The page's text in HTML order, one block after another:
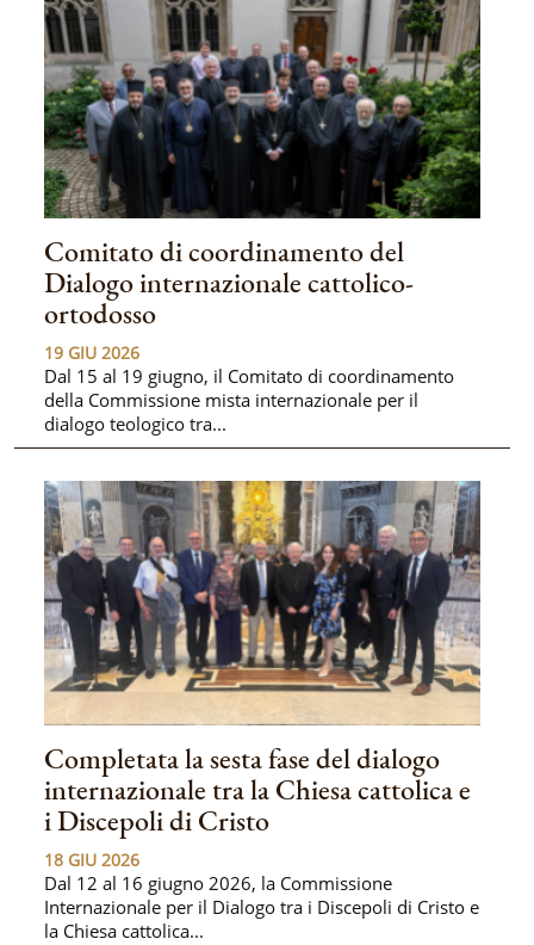
Comitato di coordinamento del
Dialogo internazionale cattolico-
ortodosso
19 GIU 2026
Dal 15 al 19 giugno, il Comitato di coordinamento
della Commissione mista internazionale per il
dialogo teologico tra...
Completata la sesta fase del dialogo
internazionale tra la Chiesa cattolica e
i Discepoli di Cristo
18 GIU 2026
Dal 12 al 16 giugno 2026, la Commissione
Internazionale per il Dialogo tra i Discepoli di Cristo e
la Chiesa cattolica...